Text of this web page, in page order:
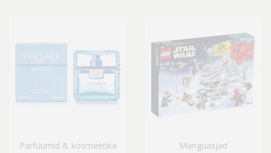
Parfüümid & kosmeetika Mänguasjad